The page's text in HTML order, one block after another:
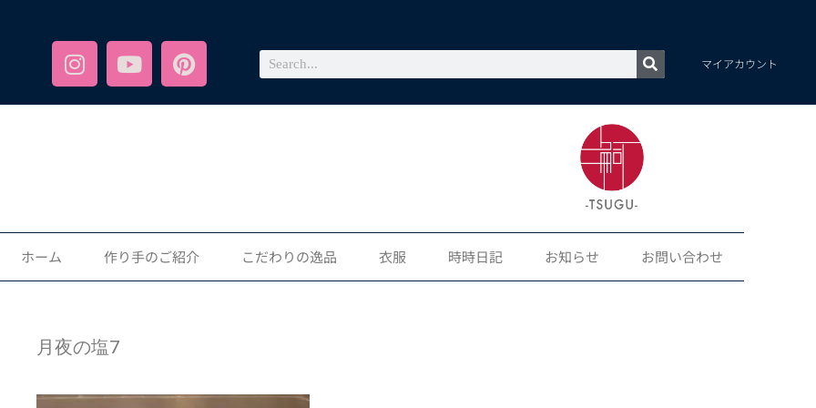
マイアカウント
ホーム 作り手のご紹介 こだわりの逸品 衣服 時時日記 お知らせ お問い合わせ
月夜の塩7